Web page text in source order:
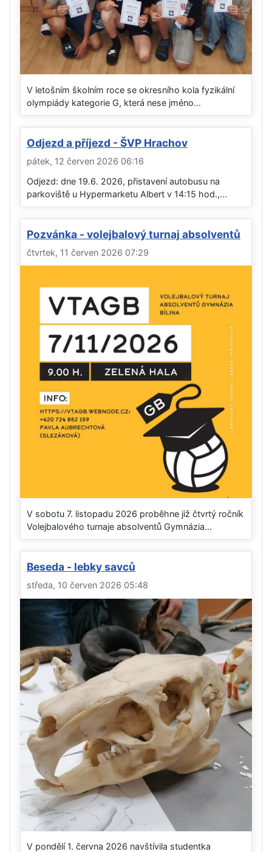
V letošním školním roce se okresního kola fyzikální
olympiády kategorie G, která nese jméno...
Odjezd a příjezd - ŠVP Hrachov
pátek, 12 červen 2026 06:16
Odjezd: dne 19.6. 2026, přistavení autobusu na
parkoviště u Hypermarketu Albert v 14:15 hod.,...
Pozvánka - volejbalový turnaj absolventů
čtvrtek, 11 červen 2026 07:29
V sobotu 7. listopadu 2026 proběhne již čtvrtý ročník
Volejbalového turnaje absolventů Gymnázia...
Beseda - lebky savců
středa, 10 červen 2026 05:48
V pondělí 1. června 2026 navštívila studentka